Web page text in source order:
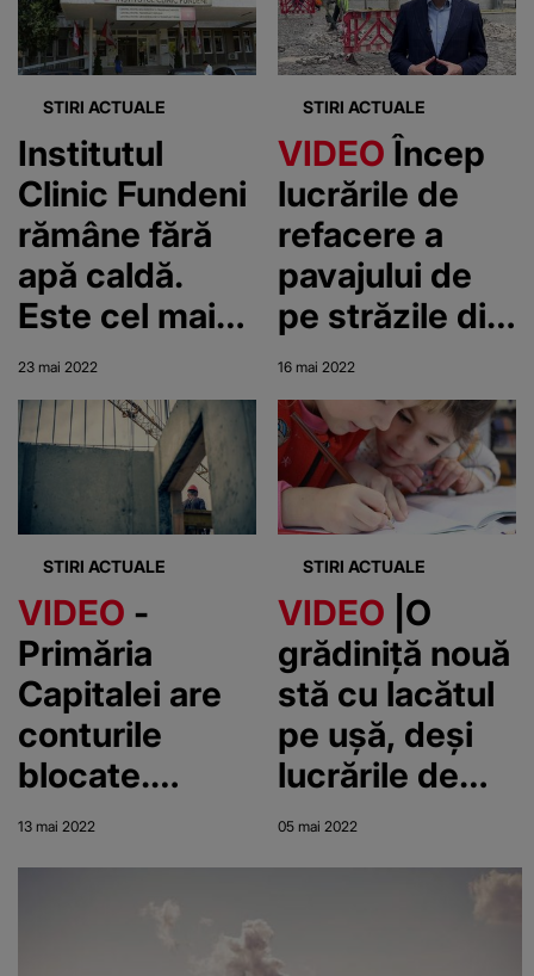
STIRI ACTUALE
Institutul
Clinic Fundeni
rămâne fără
apă caldă.
Este cel mai
mare spital de
oncologie din
ţară
23 mai 2022
STIRI ACTUALE
VIDEO Încep
lucrările de
refacere a
pavajului de
pe străzile din
Centrul Vechi
al Capitalei.
Anunțul lui
Nicușor Dan
16 mai 2022
STIRI ACTUALE
VIDEO -
Primăria
Capitalei are
conturile
blocate.
Lucrările pe
șantiere sunt
13 mai 2022
STIRI ACTUALE
VIDEO |O
grădiniță nouă
stă cu lacătul
pe ușă, deși
lucrările de
modernizare
de aproape un
05 mai 2022